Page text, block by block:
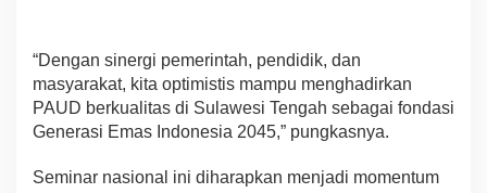
“Dengan sinergi pemerintah, pendidik, dan
masyarakat, kita optimistis mampu menghadirkan
PAUD berkualitas di Sulawesi Tengah sebagai fondasi
Generasi Emas Indonesia 2045,” pungkasnya.
Seminar nasional ini diharapkan menjadi momentum